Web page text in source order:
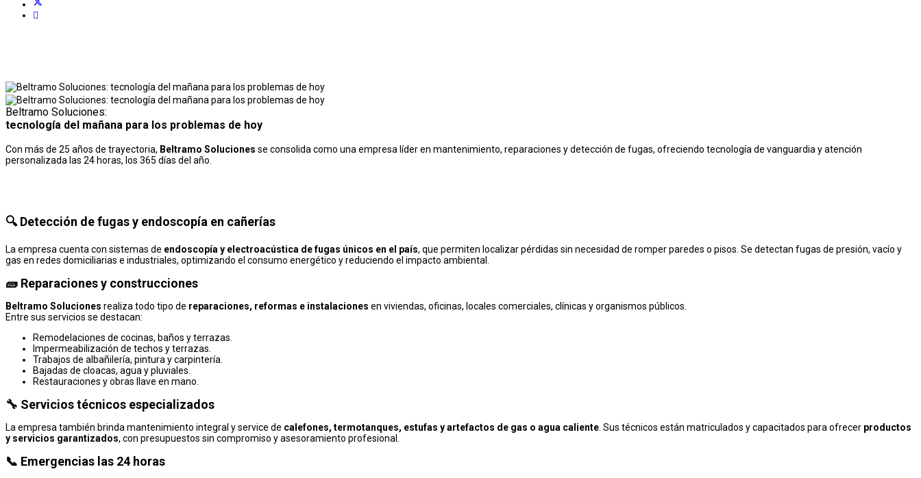
Beltramo Soluciones:
tecnología del mañana para los problemas de hoy
Con más de 25 años de trayectoria, Beltramo Soluciones se consolida como una empresa líder en mantenimiento, reparaciones y detección de fugas, ofreciendo tecnología de vanguardia y atención
personalizada las 24 horas, los 365 días del año.
🔍 Detección de fugas y endoscopía en cañerías
La empresa cuenta con sistemas de endoscopía y electroacústica de fugas únicos en el país, que permiten localizar pérdidas sin necesidad de romper paredes o pisos. Se detectan fugas de presión, vacío y
gas en redes domiciliarias e industriales, optimizando el consumo energético y reduciendo el impacto ambiental.
🧱 Reparaciones y construcciones
Beltramo Soluciones realiza todo tipo de reparaciones, reformas e instalaciones en viviendas, oficinas, locales comerciales, clínicas y organismos públicos.
Entre sus servicios se destacan:
Remodelaciones de cocinas, baños y terrazas.
Impermeabilización de techos y terrazas.
Trabajos de albañilería, pintura y carpintería.
Bajadas de cloacas, agua y pluviales.
Restauraciones y obras llave en mano.
🔧 Servicios técnicos especializados
La empresa también brinda mantenimiento integral y service de calefones, termotanques, estufas y artefactos de gas o agua caliente . Sus técnicos están matriculados y capacitados para ofrecer productos
y servicios garantizados, con presupuestos sin compromiso y asesoramiento profesional.
📞 Emergencias las 24 horas